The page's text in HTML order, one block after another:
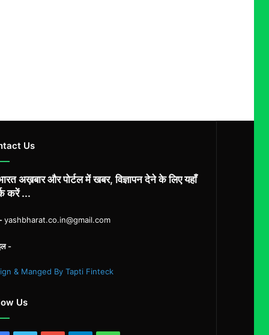
Us
अख़बार और पोर्टल में खबर, विज्ञापन देने के लिए यहाँ
करें ...
yashbharat.co.in@gmail.com
-
& Manged By Tapti Finteck
Us